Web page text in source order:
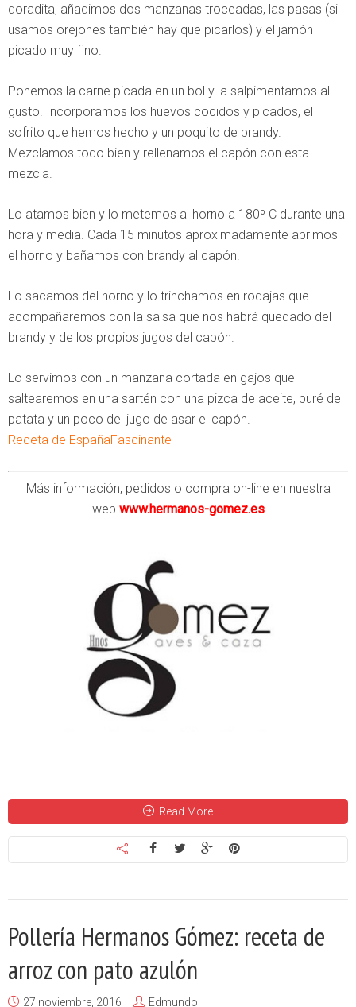
doradita, añadimos dos manzanas troceadas, las pasas (si
usamos orejones también hay que picarlos) y el jamón
picado muy fino.
Ponemos la carne picada en un bol y la salpimentamos al
gusto. Incorporamos los huevos cocidos y picados, el
sofrito que hemos hecho y un poquito de brandy.
Mezclamos todo bien y rellenamos el capón con esta
mezcla.
Lo atamos bien y lo metemos al horno a 180º C durante una
hora y media. Cada 15 minutos aproximadamente abrimos
el horno y bañamos con brandy al capón.
Lo sacamos del horno y lo trinchamos en rodajas que
acompañaremos con la salsa que nos habrá quedado del
brandy y de los propios jugos del capón.
Lo servimos con un manzana cortada en gajos que
saltearemos en una sartén con una pizca de aceite, puré de
patata y un poco del jugo de asar el capón.
Receta de EspañaFascinante
Más información, pedidos o compra on-line en nuestra
web www.hermanos-gomez.es
Read More
Pollería Hermanos Gómez: receta de
arroz con pato azulón
27 noviembre, 2016
Edmundo